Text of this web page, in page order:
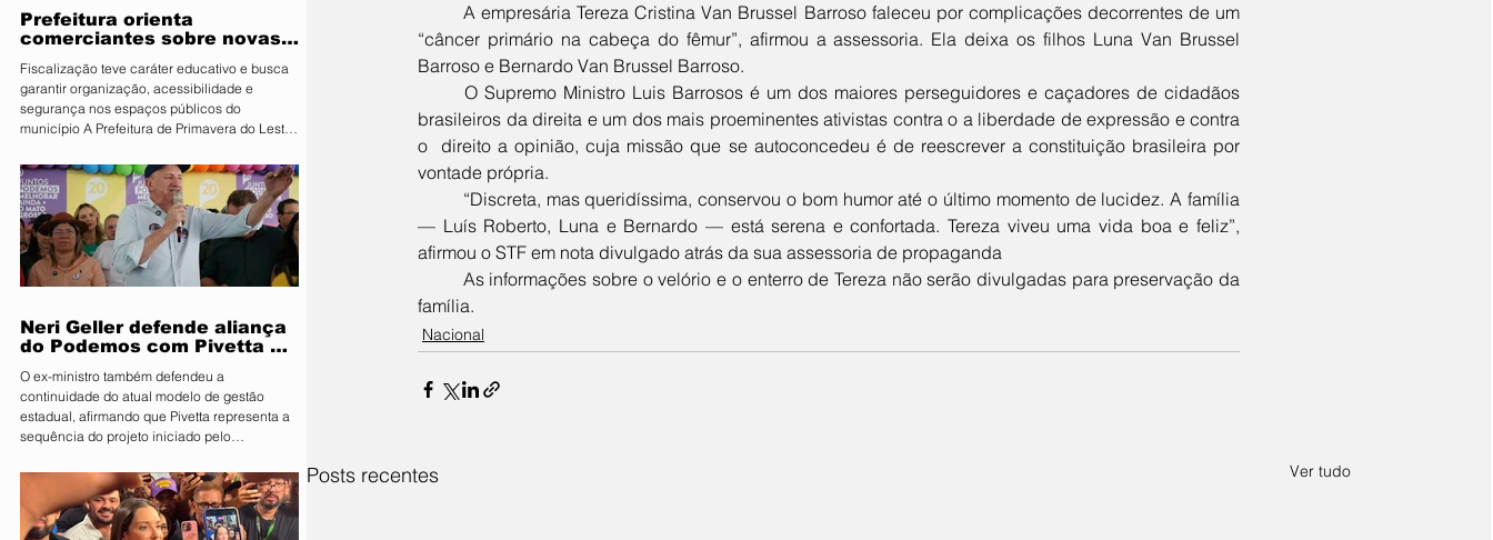
Prefeitura orienta
comerciantes sobre novas
trucks
Fiscalização teve caráter educativo e busca
garantir organização, acessibilidade e
segurança nos espaços públicos do
município A Prefeitura de Primavera do Leste,
Segurança Pública e Mobilidade Urbana, em
parceria com a Fiscalização de Obras e
Posturas, realizou uma ação de orientação
aos proprietários de food trucks e
comerciantes ambulantes na noite desta
sexta-feira (31), sobre as novas regras para
utilização de mesas e cadeiras em espa
Neri Geller defende aliança
do Podemos com Pivetta e
com esse acordo
O ex-ministro também defendeu a
continuidade do atual modelo de gestão
estadual, afirmando que Pivetta representa a
sequência do projeto iniciado pelo
deputado federal pelo Podemos, Neri Geller,
participa nesta terça-feira (4) da convenção
do Republicanos e afirmou acreditar que o
partido deve oficializar uma aliança com a
	A empresária Tereza Cristina Van Brussel Barroso faleceu por complicações decorrentes de um
“câncer primário na cabeça do fêmur”, afirmou a assessoria. Ela deixa os filhos Luna Van Brussel
Barroso e Bernardo Van Brussel Barroso.
brasileiros da direita e um dos mais proeminentes ativistas contra o a liberdade de expressão e contra
o  direito a opinião, cuja missão que se autoconcedeu é de reescrever a constituição brasileira por
vontade própria.
— Luís Roberto, Luna e Bernardo — está serena e confortada. Tereza viveu uma vida boa e feliz”,
afirmou o STF em nota divulgado atrás da sua assessoria de propaganda
família.
Nacional
Posts recentes Ver tudo